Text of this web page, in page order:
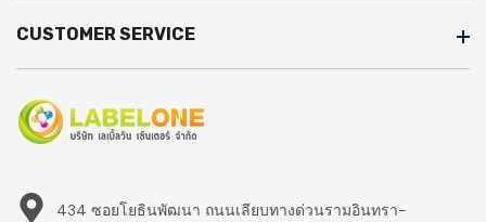
CUSTOMER SERVICE
434 ซอยโยธินพัฒนา ถนนเลียบทางด่วนรามอินทรา-